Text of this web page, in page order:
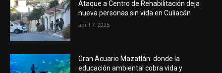
Ataque a Centro de Rehabilitación deja
nueva personas sin vida en Culiacán
abril 7, 2025
Gran Acuario Mazatlán: donde la
educación ambiental cobra vida y